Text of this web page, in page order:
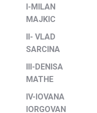
I-MILAN
MAJKIC
II- VLAD
SARCINA
III-DENISA
MATHE
IV-IOVANA
IORGOVAN